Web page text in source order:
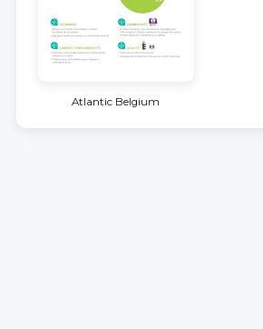
Atlantic Belgium